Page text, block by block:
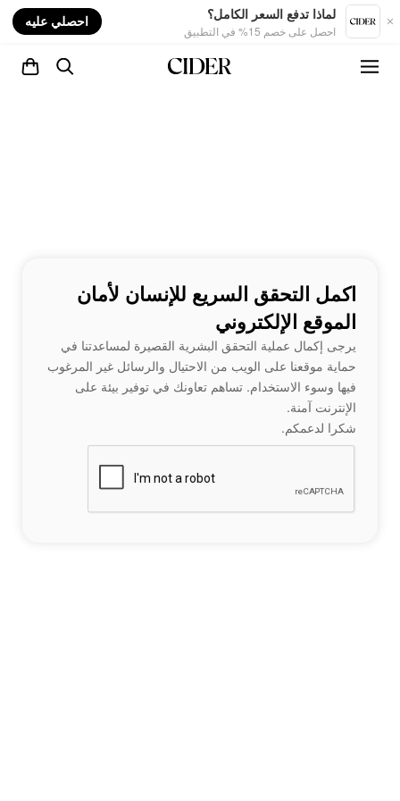
لماذا تدفع السعر الكامل؟
احصل على خصم 15% في التطبيق
احصلي عليه
اكمل التحقق السريع للإنسان لأمان
الموقع الإلكتروني
يرجى إكمال عملية التحقق البشرية القصيرة لمساعدتنا في
حماية موقعنا على الويب من الاحتيال والرسائل غير المرغوب
فيها وسوء الاستخدام. تساهم تعاونك في توفير بيئة على
الإنترنت آمنة.
شكرا لدعمكم.